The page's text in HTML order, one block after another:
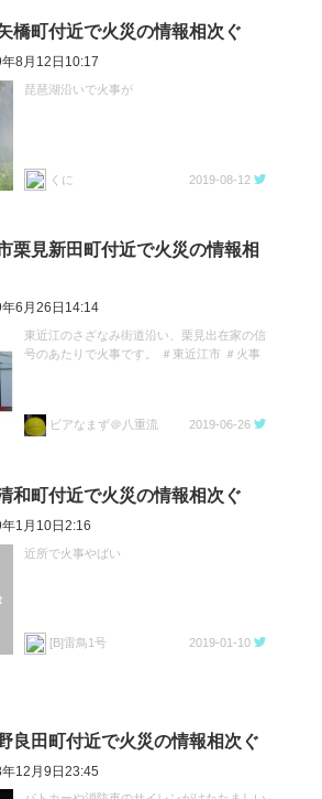
橋町付近で火災の情報相次ぐ
8月12日10:17
琵琶湖沿いで火事が
くに 2019-08-12
栗見新田町付近で火災の情報相
6月26日14:14
東近江のさざなみ街道沿い、栗見出在家の信
号のあたりで火事です。 ＃東近江市 ＃火事
ビアなまず＠八重流 2019-06-26
和町付近で火災の情報相次ぐ
1月10日2:16
近所で火事やばい
[B]雷鳥1号 2019-01-10
良田町付近で火災の情報相次ぐ
12月9日23:45